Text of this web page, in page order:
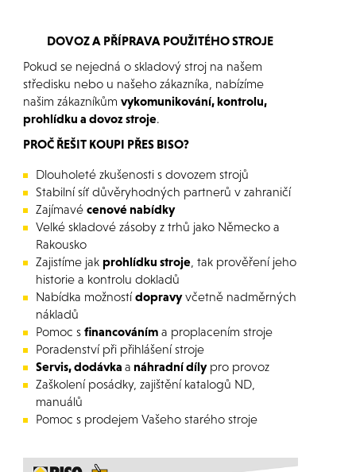
DOVOZ A PŘÍPRAVA POUŽITÉHO STROJE
Pokud se nejedná o skladový stroj na našem
středisku nebo u našeho zákazníka, nabízíme
našim zákazníkům vykomunikování, kontrolu,
prohlídku a dovoz stroje.
PROČ ŘEŠIT KOUPI PŘES BISO?
Dlouholeté zkušenosti s dovozem strojů
Stabilní síť důvěryhodných partnerů v zahraničí
Zajímavé cenové nabídky
Velké skladové zásoby z trhů jako Německo a
Rakousko
Zajistíme jak prohlídku stroje, tak prověření jeho
historie a kontrolu dokladů
Nabídka možnostídopravyvčetně nadměrných
nákladů
Pomoc s financováníma proplacením stroje
Poradenství při přihlášení stroje
Servis, dodávka a náhradní dílypro provoz
Zaškolení posádky, zajištění katalogů ND,
manuálů
Pomoc s prodejem Vašeho starého stroje